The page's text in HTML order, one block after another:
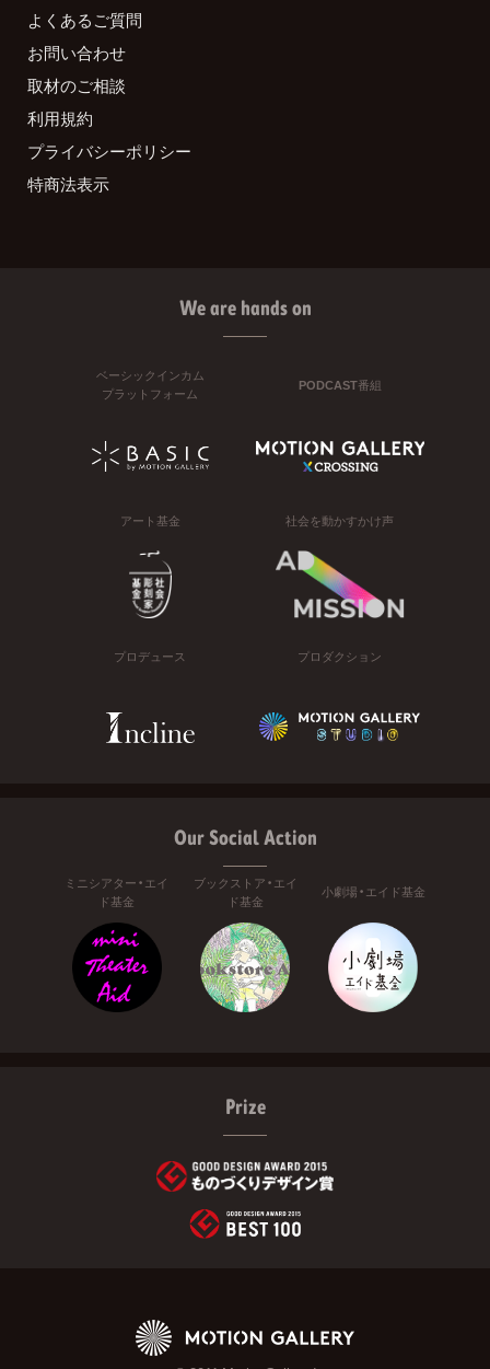
よくあるご質問
お問い合わせ
取材のご相談
利用規約
プライバシーポリシー
特商法表示
We are hands on
ベーシックインカム
プラットフォーム
PODCAST番組
アート基金 社会を動かすかけ声
プロデュース プロダクション
Our Social Action
ミニシアター・エイ
ド基金
ブックストア・エイ
ド基金
小劇場・エイド基金
Prize